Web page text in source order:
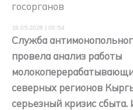
госорганов
18.05.2026 | 09:54
Служба
провела анализ работы
северных регионов
серьезный кризис сбыта.